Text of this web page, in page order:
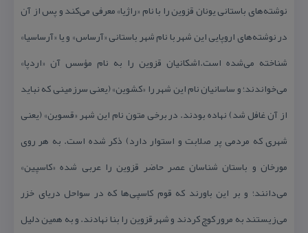
نوشته‌های باستانی یونان قزوین را با نام «راژیا» معرفی می‌كند و پس از آن
در نوشته‌های اروپایی این شهر با نام شهر باستانی «آرساس» و یا «آرساسیا»
شناخته می‌شده است.اشكانیان قزوین را به نام مؤسس آن «اردپا»
می‌خواندند؛ و ساسانیان نام این شهر را «كشوین» (یعنی سرزمینی كه نباید
از آن غافل شد) نهاده بودند. در برخی متون نام این شهر «قسوین» (یعنی
شهری كه مردمی پر صلابت و استوار دارد) ذكر شده است. به هر روی
مورخان و باستان شناسان عصر حاضر قزوین را عربی شده «كاسپین»
می‌دانند؛ و بر این باورند كه قوم كاسپی‌ها كه در سواحل دریای خزر
می‌زیستند به مرور كوچ كردند و شهر قزوین را بنا نهادند. و به همین دلیل